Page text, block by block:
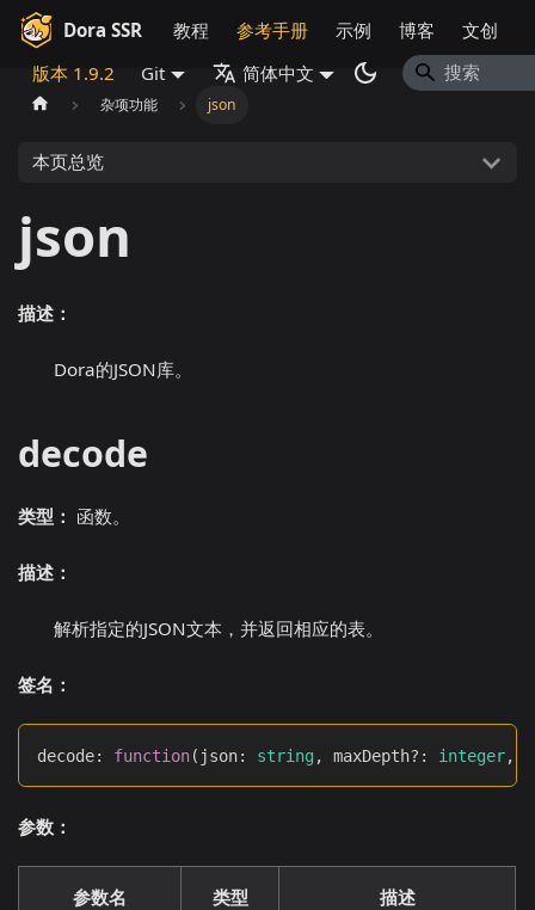
Dora SSR 教程 参考手册 示例 博客
文创
版本 1.9.2
Git 简体中文
杂项功能 json
本页总览
json
描述：
Dora的JSON库。
decode
类型： 函数。
描述：
解析指定的JSON文本，并返回相应的表。
签名：
decode: function( json: string , maxDepth? : integer,
参数：
参数名 类型 描述